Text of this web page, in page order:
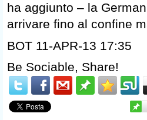
ha aggiunto – la
arrivare fino al confine
BOT 11-APR-13 17:35
Be Sociable, Share!